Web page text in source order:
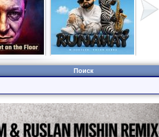
Поиск